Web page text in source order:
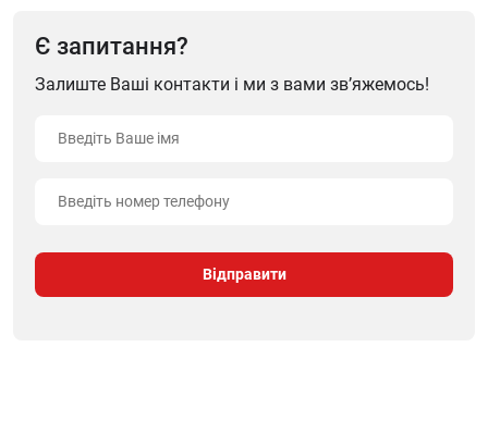
Є запитання?
Залиште Ваші контакти і ми з вами зв’яжемось!